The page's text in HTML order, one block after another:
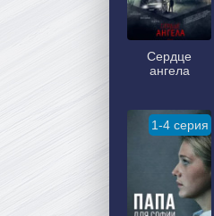
Сердце
ангела
1-4 серия